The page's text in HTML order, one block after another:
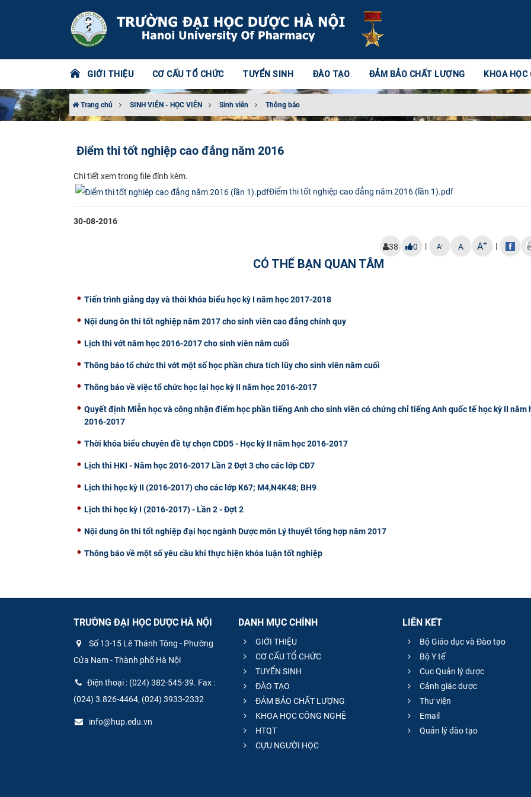
GIỚI THIỆU CƠ CẤU TỔ CHỨC TUYỂN SINH ĐÀO TẠO ĐẢM BẢO CHẤT LƯỢNG KHOA HỌC
Trang chủ SINH VIÊN - HỌC VIÊN Sinh viên Thông báo
Điểm thi tốt nghiệp cao đẳng năm 2016
​Chi tiết xem trong file đính kèm.
Điểm thi tốt nghiệp cao đẳng năm 2016 (lần 1).pdf
30-08-2016
38 0 | A- A A+ |
CÓ THỂ BẠN QUAN TÂM
Tiến trình giảng dạy và thời khóa biểu học kỳ I năm học 2017-2018
Nội dung ôn thi tốt nghiệp năm 2017 cho sinh viên cao đẳng chính quy
Lịch thi vớt năm học 2016-2017 cho sinh viên năm cuối
Thông báo tổ chức thi vớt một số học phần chưa tích lũy cho sinh viên năm cuối
Thông báo về việc tổ chức học lại học kỳ II năm học 2016-2017
Quyết định Miễn học và công nhận điểm học phần tiếng Anh cho sinh viên có chứng chỉ tiếng Anh quốc tế học kỳ II năm
2016-2017
Thời khóa biểu chuyên đề tự chọn CDD5 - Học kỳ II năm học 2016-2017
Lịch thi HKI - Năm học 2016-2017 Lần 2 Đợt 3 cho các lớp CĐ7
Lịch thi học kỳ II (2016-2017) cho các lớp K67; M4,N4K48; BH9
Lịch thi học kỳ I (2016-2017) - Lần 2 - Đợt 2
Nội dung ôn thi tốt nghiệp đại học ngành Dược môn Lý thuyết tổng hợp năm 2017
Thông báo về một số yêu cầu khi thực hiện khóa luận tốt nghiệp
TRƯỜNG ĐẠI HỌC DƯỢC HÀ NỘI
Số 13-15 Lê Thánh Tông - Phường
Cửa Nam - Thành phố Hà Nội
Điện thoại : (024) 382-545-39. Fax :
(024) 3.826-4464, (024) 3933-2332
info@hup.edu.vn
DANH MỤC CHÍNH
GIỚI THIỆU
CƠ CẤU TỔ CHỨC
TUYỂN SINH
ĐÀO TẠO
ĐẢM BẢO CHẤT LƯỢNG
KHOA HỌC CÔNG NGHỆ
HTQT
CỰU NGƯỜI HỌC
LIÊN KẾT
Bộ Giáo dục và Đào tạo
Bộ Y tế
Cục Quản lý dược
Cảnh giác dược
Thư viện
Email
Quản lý đào tạo